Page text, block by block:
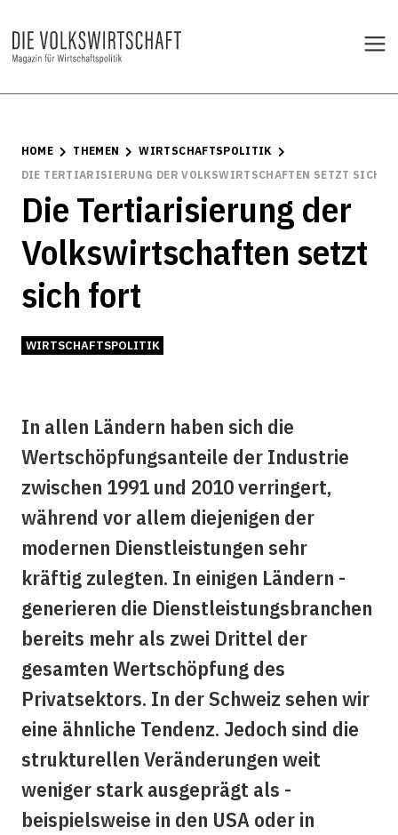
HOME THEMEN
WIRTSCHAFTSPOLITIK
DIE TERTIARISIERUNG DER VOLKSWIRTSCHAFTEN SETZT SICH
Die Tertiarisierung der
Volkswirtschaften setzt
sich fort
WIRTSCHAFTSPOLITIK
In allen Ländern haben sich die
Wertschöpfungsanteile der ­Industrie
zwischen 1991 und 2010 verringert,
während vor ­allem die­jenigen der
modernen Dienstleistungen sehr
kräftig ­zulegten. In einigen Ländern ­
generieren die Dienstleistungsbranchen
bereits mehr als zwei Drittel der
gesamten Wert­schöpfung des
Privatsektors. In der Schweiz sehen wir
eine ähnliche Tendenz. Jedoch sind die
strukturellen Veränderungen weit
weniger stark ausgeprägt als ­
beispielsweise in den USA oder in